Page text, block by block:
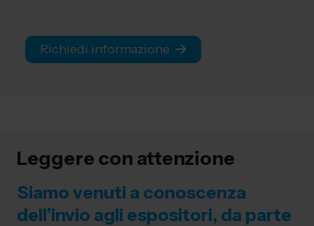
Richiedi informazione
Leggere con attenzione
Siamo venuti a conoscenza
dell’invio agli espositori, da parte